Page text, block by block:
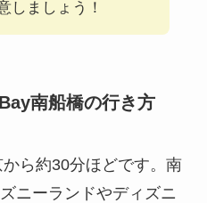
しましょう！
南船橋の行き方
ら約30分ほどです。南
ニーランドやディズニ